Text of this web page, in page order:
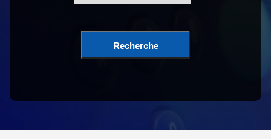
Recherche